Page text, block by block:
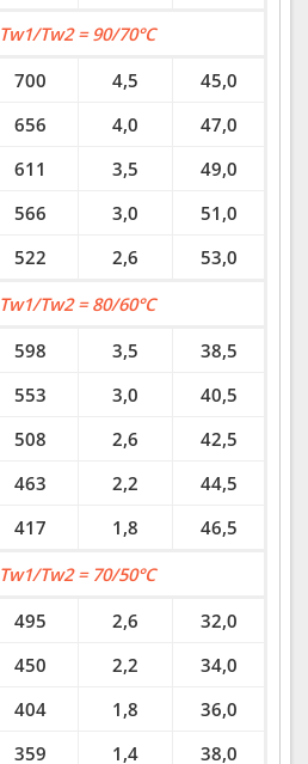
Tw1/Tw2 = 90/70°C
700 4,5
45,0
656 4,0
47,0
611 3,5
49,0
566 3,0
51,0
522 2,6 53,0
Tw1/Tw2 = 80/60°C
598 3,5
38,5
553 3,0
40,5
508 2,6
42,5
463 2,2
44,5
417 1,8 46,5
Tw1/Tw2 = 70/50°C
495 2,6
32,0
450 2,2
34,0
404 1,8
36,0
359 1,4 38,0